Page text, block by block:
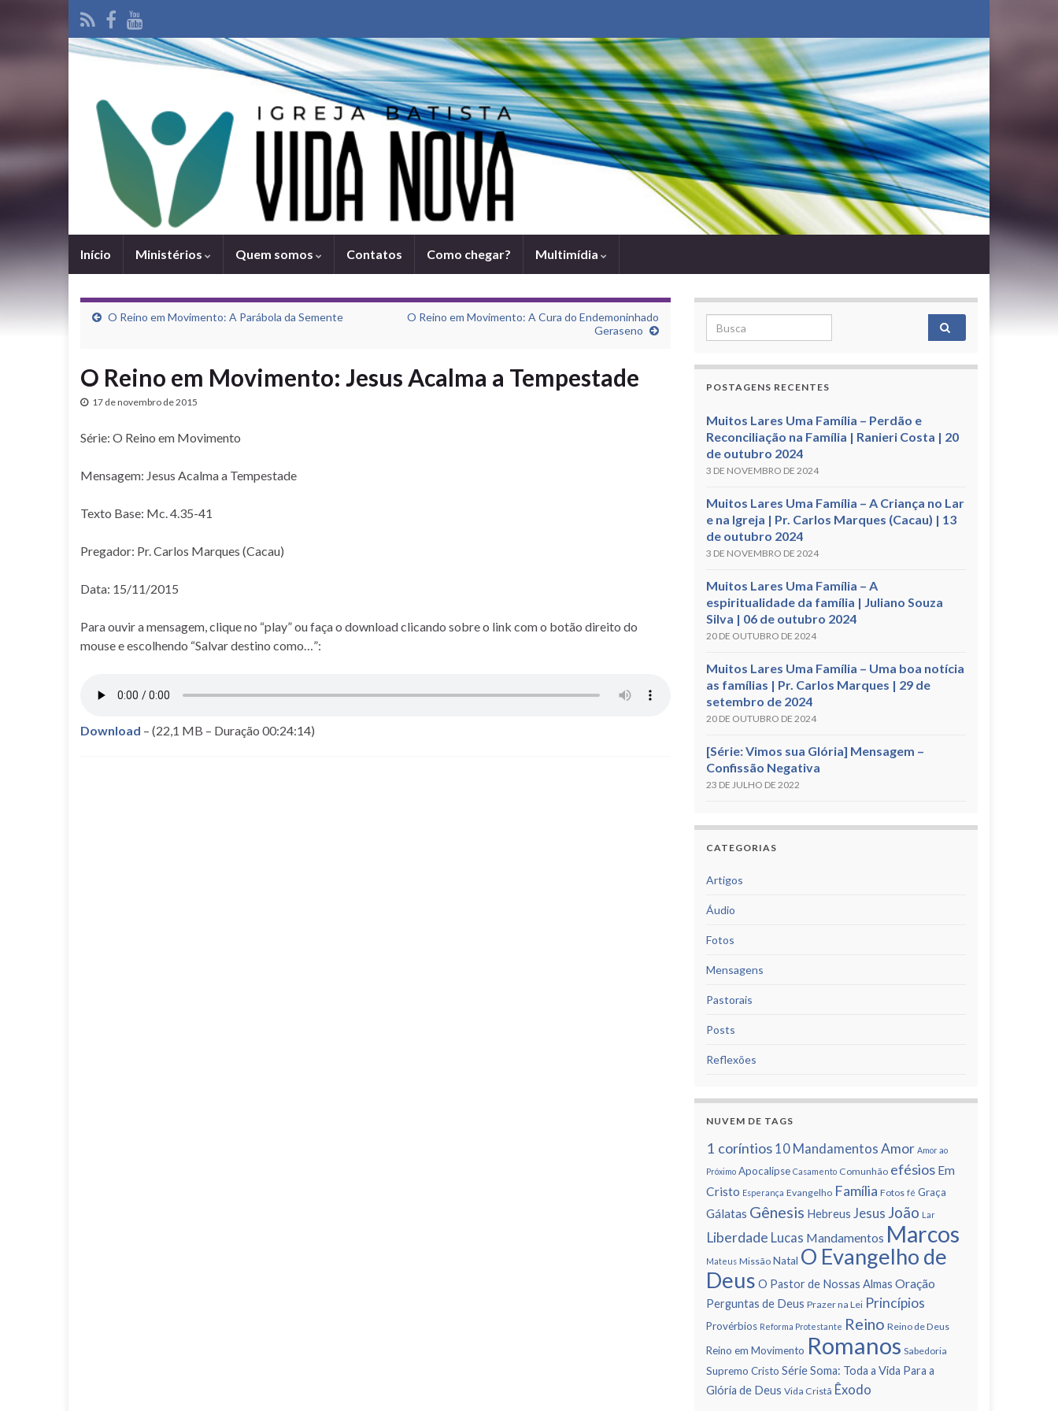
Iní­cio Ministérios Quem somos Contatos Como chegar? Multimídia
O Reino em Movimento: A Parábola da Semente
O Reino em Movimento: A Cura do Endemoninhado
Geraseno
O Reino em Movimento: Jesus Acalma a Tempestade
17 de novembro de 2015
Série: O Reino em Movimento
Mensagem: Jesus Acalma a Tempestade
Texto Base: Mc. 4.35-41
Pregador: Pr. Carlos Marques (Cacau)
Data: 15/11/2015
Para ouvir a mensagem, clique no “play” ou faça o download clicando sobre o link com o botão direito do
mouse e escolhendo “Salvar destino como…”:
Download – (22,1 MB – Duração 00:24:14)
Search for:
POSTAGENS RECENTES
Muitos Lares Uma Família – Perdão e
Reconciliação na Família | Ranieri Costa | 20
de outubro 2024
3 DE NOVEMBRO DE 2024
Muitos Lares Uma Família – A Criança no Lar
e na Igreja | Pr. Carlos Marques (Cacau) | 13
de outubro 2024
3 DE NOVEMBRO DE 2024
Muitos Lares Uma Família – A
espiritualidade da família | Juliano Souza
Silva | 06 de outubro 2024
20 DE OUTUBRO DE 2024
Muitos Lares Uma Família – Uma boa notícia
as famílias | Pr. Carlos Marques | 29 de
setembro de 2024
20 DE OUTUBRO DE 2024
[Série: Vimos sua Glória] Mensagem –
Confissão Negativa
23 DE JULHO DE 2022
CATEGORIAS
Artigos
Áudio
Fotos
Mensagens
Pastorais
Posts
Reflexões
NUVEM DE TAGS
1 corí­ntios 10 Mandamentos Amor Amor ao
Próximo Apocalipse Casamento Comunhão efésios Em
Cristo Esperança Evangelho Famí­lia Fotos fé Graça
Gálatas Gênesis Hebreus Jesus João Lar
Liberdade Lucas Mandamentos Marcos
Mateus Missão Natal O Evangelho de
Deus O Pastor de Nossas Almas Oração
Perguntas de Deus Prazer na Lei Princí­pios
Provérbios Reforma Protestante Reino Reino de Deus
Reino em Movimento Romanos Sabedoria
Supremo Cristo Série Soma: Toda a Vida Para a
Glória de Deus Vida Cristã Êxodo